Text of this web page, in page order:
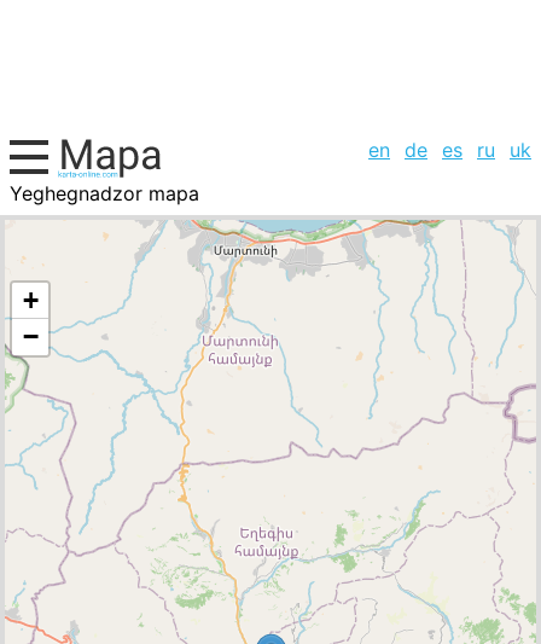
en de es ru
uk
Yeghegnadzor mapa
Armenia, la lista de ciudades
+
−